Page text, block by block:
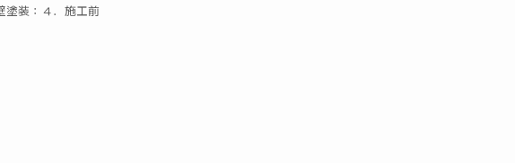
塗装：４．施工前